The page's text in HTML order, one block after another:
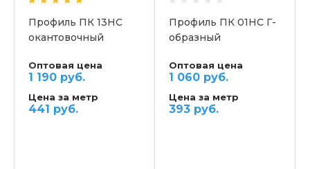
Профиль ПК 13НС
окантовочный
Оптовая цена
1 190 руб.
Цена за метр
441 руб.
Профиль ПК 01НС Г-
образный
Оптовая цена
1 060 руб.
Цена за метр
393 руб.